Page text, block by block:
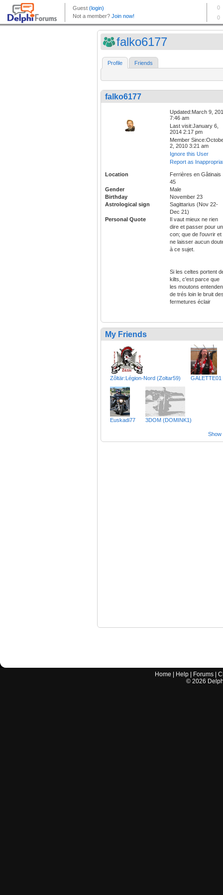
falko6177
Profile Friends
falko6177
Updated:March 9,
7:46 am
Last visit:January 6,
2014 2:17 pm
Member
2, 2010 3:21 am
Ignore this User
Report as
Location
Ferrières en Gâtinais
45
Gender
Male
Birthday
November 23
Astrological sign
Sagittarius (Nov 22-
Dec 21)
Personal Quote
Il vaut mieux ne rien
dire et passer pour un
con; que de l'ouvrir et
ne laisser aucun
à ce sujet.
Si les celtes portent
kilts, c'est parce que
les moutons
de trés loin le bruit
fermetures éclair
My Friends
Zôltär:Légion-Nord (Zoltar59) GALETTE01
Euskadi77 3DOM (DOMINK1)
Show
Home Help Forums |
© 2026